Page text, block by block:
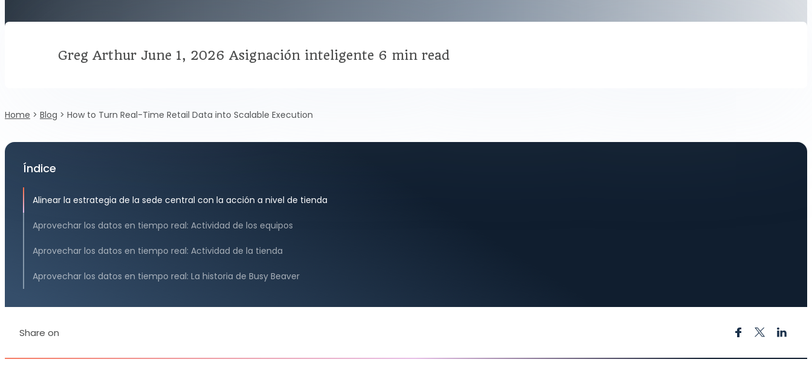
Greg Arthur June 1, 2026 Asignación inteligente 6 min read
Home > Blog > How to Turn Real-Time Retail Data into Scalable Execution
Índice
Alinear la estrategia de la sede central con la acción a nivel de tienda
Aprovechar los datos en tiempo real: Actividad de los equipos
Aprovechar los datos en tiempo real: Actividad de la tienda
Aprovechar los datos en tiempo real: La historia de Busy Beaver
Share on